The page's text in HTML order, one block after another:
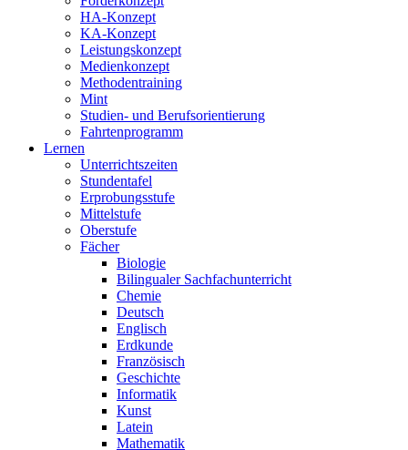
HA-Konzept
KA-Konzept
Leistungskonzept
Medienkonzept
Methodentraining
Mint
Studien- und Berufsorientierung
Fahrtenprogramm
Lernen
Unterrichtszeiten
Stundentafel
Erprobungsstufe
Mittelstufe
Oberstufe
Fächer
Biologie
Bilingualer Sachfachunterricht
Chemie
Deutsch
Englisch
Erdkunde
Französisch
Geschichte
Informatik
Kunst
Latein
Mathematik